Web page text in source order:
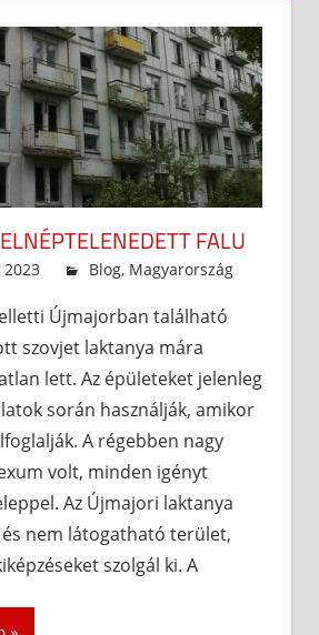
FALU
admin
Blog, Magyarország
Újmajorban található
szovjet laktanya mára
lett. Az épületeket jelenleg
során használják, amikor
A régebben nagy
volt, minden igényt
Az Újmajori laktanya
nem látogatható terület,
szolgál ki. A